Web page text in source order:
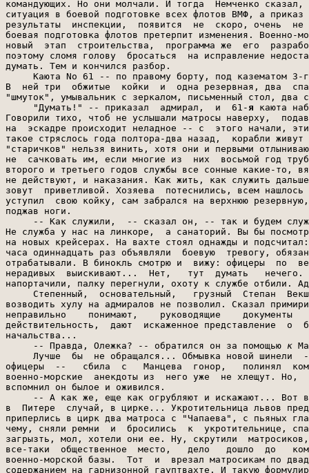
я каюта
Говорили тихо, чтоб не услышали матросы наверху,
на  эскадре происходит неладное -- с  этого начали,
такое стряслось года полтора-два назад,  корабли
"старичков" нельзя винить, хотя они и первыми
не  сачковать им, если многие из  них  восьмой год
второго и третьего годов службы все сонные какие-то,
не действуют, и наказания. Как жить, как служить
зовут  приветливой. Хозяева  потеснились, всем
уступил  свою койку, сам забрался на верхнюю
поджав ноги.
-- Как служили,  -- сказал он, -- так и будем
Не служба у нас на линкоре,  а санаторий. Вы бы
на новых крейсерах. На вахте стоял однажды и
часа одиннадцать раз объявляли  боевую  тревогу,
отрабатывали. В бинокль смотрю и  вижу: офицеры  по
нерадивых  выискивают...  Нет,   тут  думать
напортачили, палку перегнули, охоту к службе отбили.
Степенный,  основательный,   грузный  Степан
возводить хулу на адмиралов не позволил. Сказал
неправильно    понимают,    руководящие    документы
действительность,  дают  искаженное представление  о
начальства...
     -- Правда, Олежка? -- обратился он за помощью
к
Лучше  бы  не обращался... Обмывка новой шинели
офицеры  --   сбила  с   Манцева  гонор,   полинял
военно-морские  анекдоты из  него уже  не хлещут. Но,
вспомнил он былое и оживился.
-- А как же, еще как огрубляют и искажают... Вот
в  Питере  случай, в цирке... Укротительница львов
приперлись в цирк два матроса с "Чапаева", с пьяных
чему, сняли ремни  и  бросились  к  укротительнице,
загрызть, мол, хотели они ее. Ну, скрутили
все-таки  общественное  место,   дело   дошло  до
военно-морской базы.  Тот  и  врезал матросикам по
содержанием на гарнизонной гауптвахте. И такую